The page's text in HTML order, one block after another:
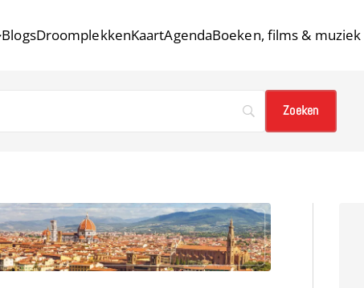
BlogsDroomplekkenKaartAgendaBoeken, films & muziek